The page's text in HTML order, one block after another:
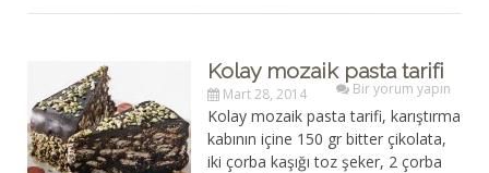
Kolay mozaik pasta tarifi
Mart 28, 2014 Bir yorum yapın
Kolay mozaik pasta tarifi, karıştırma
kabının içine 150 gr bitter çikolata,
iki çorba kaşığı toz şeker, 2 çorba